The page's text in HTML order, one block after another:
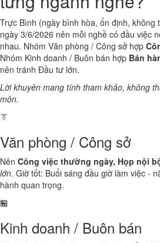
Trực Bình (ngày bình hòa, ổn định, không
ngày 3/6/2026 nên mỗi nghề có đầu việc
nhau. Nhóm Văn phòng / Công sở hợp
Nhóm Kinh doanh / Buôn bán hợp Bán
nên tránh Đầu tư lớn.
Lời khuyên mang tính tham khảo, không
môn.
👔
Văn phòng / Công sở
Nên Công việc thường ngày, Họp nội
lớn. Giờ tốt: Buổi sáng đầu giờ làm việc -
hành quan trọng.
🏪
Kinh doanh / Buôn bán